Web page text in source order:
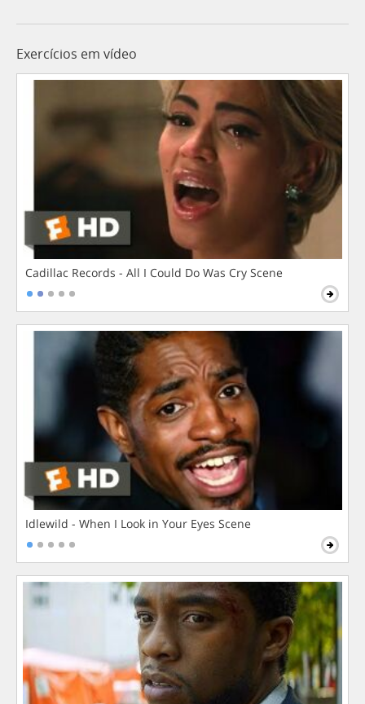
Exercícios em vídeo
Cadillac Records - All I Could Do Was Cry Scene
Idlewild - When I Look in Your Eyes Scene